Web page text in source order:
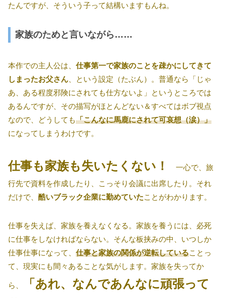
たんですが、そういう子って結構いますもんね。
家族のためと言いながら……
本作での主人公は、 仕事第一で家族のことを疎かにしてきて
しまったお父さん 、という設定（たぶん）。普通なら「じゃ
あ、ある程度邪険にされても仕方ないよ」というところでは
あるんですが、その描写がほとんどない＆すべてはボブ視点
なので、どうしても「こんなに馬鹿にされて可哀想（涙）」
になってしまうわけです。
仕事も家族も失いたくない！
一心で、旅
行先で資料を作成したり、こっそり会議に出席したり。それ
だけで、 酷いブラック企業に勤めていたことがわかります。
仕事を失えば、家族を養えなくなる。家族を養うには、必死
に仕事をしなければならない。そんな板挟みの中、いつしか
仕事仕事になって、 仕事と家族の関係が逆転していることっ
て、現実にも間々あることな気がします。家族を失ってか
ら、
「あれ、なんであんなに頑張って